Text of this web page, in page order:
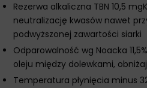
Rezerwa alkaliczna TBN 10,5
neutralizację kwasów nawet
podwyższonej zawartości siarki
Odparowalność wg Noacka
oleju między dolewkami,
Temperatura płynięcia minus